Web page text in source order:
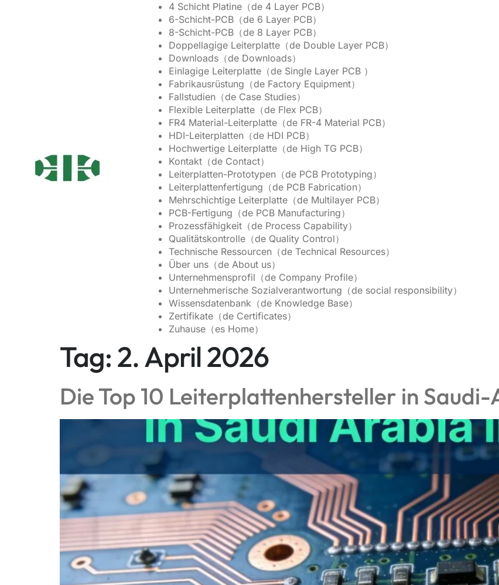
4 Schicht Platine（de 4 Layer PCB）
6-Schicht-PCB（de 6 Layer PCB）
8-Schicht-PCB（de 8 Layer PCB）
Doppellagige Leiterplatte（de Double Layer PCB）
Downloads（de Downloads）
Einlagige Leiterplatte（de Single Layer PCB ）
Fabrikausrüstung（de Factory Equipment）
Fallstudien（de Case Studies）
Flexible Leiterplatte（de Flex PCB）
FR4 Material-Leiterplatte（de FR-4 Material PCB）
HDI-Leiterplatten（de HDI PCB）
Hochwertige Leiterplatte（de High TG PCB）
Kontakt（de Contact）
Leiterplatten-Prototypen（de PCB Prototyping）
Leiterplattenfertigung（de PCB Fabrication）
Mehrschichtige Leiterplatte（de Multilayer PCB）
PCB-Fertigung（de PCB Manufacturing）
Prozessfähigkeit（de Process Capability）
Qualitätskontrolle（de Quality Control）
Technische Ressourcen（de Technical Resources）
Über uns（de About us）
Unternehmensprofil（de Company Profile）
Unternehmerische Sozialverantwortung（de social responsibility）
Wissensdatenbank（de Knowledge Base）
Zertifikate（de Certificates）
Zuhause（es Home）
Tag: 2. April 2026
Die Top 10 Leiterplattenhersteller in